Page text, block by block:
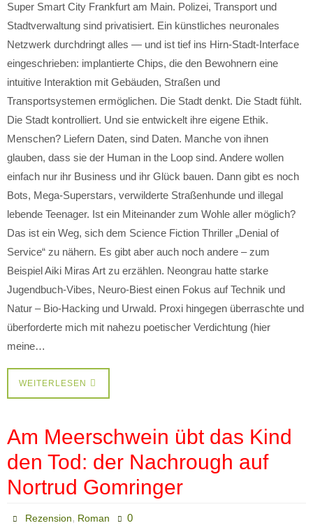
Super Smart City Frankfurt am Main. Polizei, Transport und
Stadtverwaltung sind privatisiert. Ein künstliches neuronales
Netzwerk durchdringt alles — und ist tief ins Hirn-Stadt-Interface
eingeschrieben: implantierte Chips, die den Bewohnern eine
intuitive Interaktion mit Gebäuden, Straßen und
Transportsystemen ermöglichen. Die Stadt denkt. Die Stadt fühlt.
Die Stadt kontrolliert. Und sie entwickelt ihre eigene Ethik.
Menschen? Liefern Daten, sind Daten. Manche von ihnen
glauben, dass sie der Human in the Loop sind. Andere wollen
einfach nur ihr Business und ihr Glück bauen. Dann gibt es noch
Bots, Mega-Superstars, verwilderte Straßenhunde und illegal
lebende Teenager. Ist ein Miteinander zum Wohle aller möglich?
Das ist ein Weg, sich dem Science Fiction Thriller „Denial of
Service“ zu nähern. Es gibt aber auch noch andere – zum
Beispiel Aiki Miras Art zu erzählen. Neongrau hatte starke
Jugendbuch-Vibes, Neuro-Biest einen Fokus auf Technik und
Natur – Bio-Hacking und Urwald. Proxi hingegen überraschte und
überforderte mich mit nahezu poetischer Verdichtung (hier
meine…
WEITERLESEN
Am Meerschwein übt das Kind
den Tod: der Nachrough auf
Nortrud Gomringer
Rezension, Roman 0